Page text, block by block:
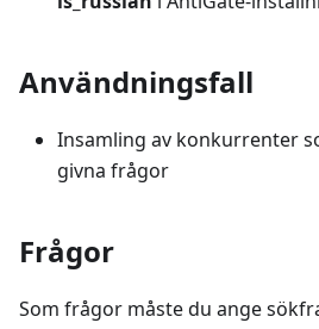
Användningsfall
Insamling av konkurrenter
givna frågor
Frågor
Som frågor måste du ange